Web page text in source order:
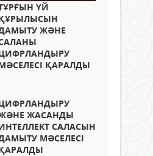
ҮЙ
ЖӘНЕ
ҚАРАЛДЫ
ЖАСАНДЫ
САЛАСЫН
МӘСЕЛЕСІ